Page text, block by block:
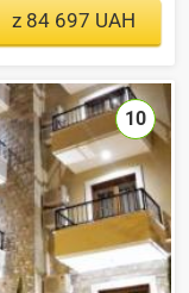
z 84 697 UAH
10